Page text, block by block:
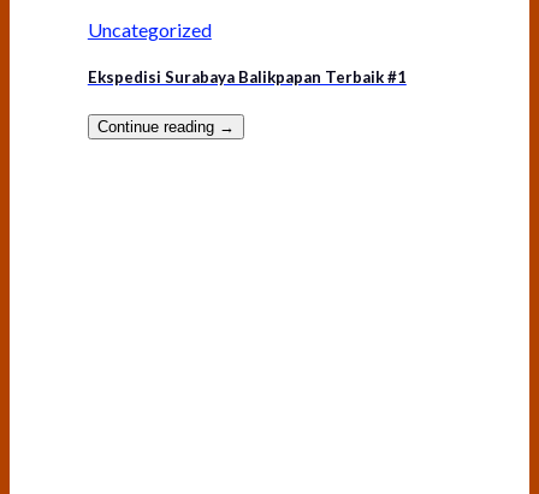
Uncategorized
Ekspedisi Surabaya Balikpapan Terbaik #1
Continue reading →